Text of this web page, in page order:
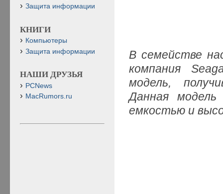
В семействе
компания
модель,
Данная
емкостью и
Защита информации
КНИГИ
Компьютеры
Защита информации
НАШИ ДРУЗЬЯ
PCNews
MacRumors.ru